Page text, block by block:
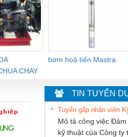
CHAY
bơm hoả tiển Mastra
TIN TUYỂN
Mô tả công việc
kỹ thuật của Công ty